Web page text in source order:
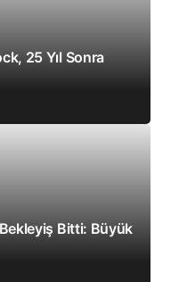
25 Yıl Sonra
Bitti: Büyük